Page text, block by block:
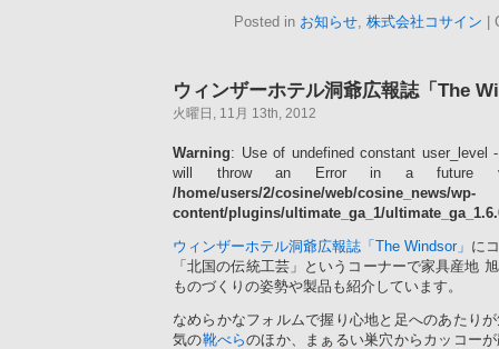
Posted in お知らせ, 株式会社コサイン
ウィンザーホテル洞爺広報誌「The
火曜日, 11月 13th, 2012
Warning: Use of undefined constant user_level
will throw an Error in a future
/home/users/2/cosine/web/cosine_news/wp-
content/plugins/ultimate_ga_1/
ウィンザーホテル洞爺広報誌「The Windsor」 に
「北国の伝統工芸」というコーナーで家具産地
ものづくりの姿勢や製品も紹介しています。
なめらかなフォルムで握り心地と足へのあたり
気の靴べらのほか、まぁるい巣穴からカッコー